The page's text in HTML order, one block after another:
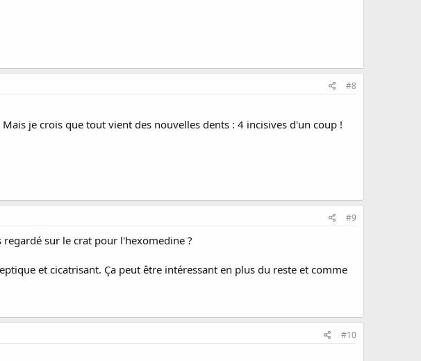
#8
je crois que tout vient des nouvelles dents : 4 incisives d'un coup !
#9
regardé sur le crat pour l'hexomedine ?
et cicatrisant. Ça peut être intéressant en plus du reste et comme
#10